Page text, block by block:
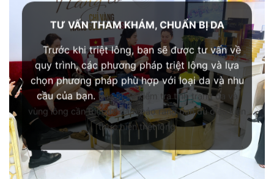
TƯ VẤN THAM KHÁM, CHUẨN BỊ DA
Trước khi triệt lông, bạn sẽ được tư vấn về
quy trình, các phương pháp triệt lông và lựa
chọn phương pháp phù hợp với loại da và nhu
cầu của bạn. Bác sĩ sẽ kiểm tra tình trạng da và
vùng lông cần triệt để đảm bảo rằng bạn đủ điều kiện
thực hiện triệt lông